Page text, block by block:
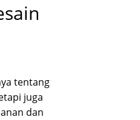
tentang
juga
dan